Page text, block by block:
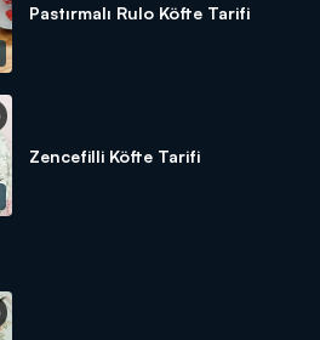
Pastırmalı Rulo Köfte Tarifi
Zencefilli Köfte Tarifi